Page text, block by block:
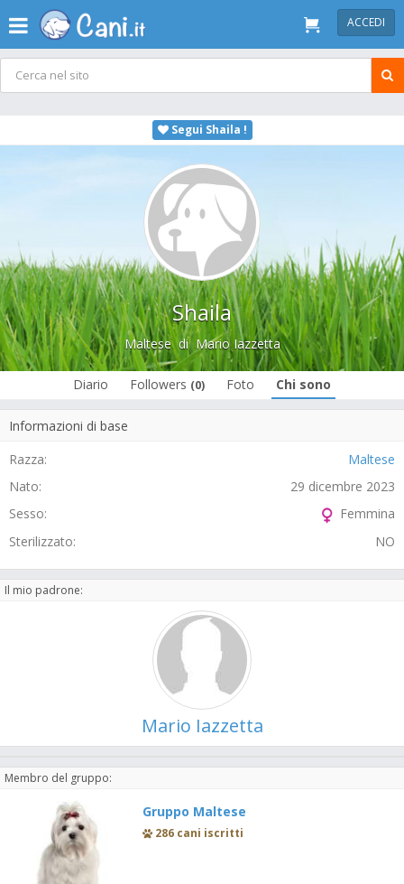
ACCEDI
Segui Shaila !
Shaila
Maltesedi Mario Iazzetta
Diario Followers (0) Foto Chi sono
Informazioni di base
Razza:
Maltese
Nato:
29 dicembre 2023
Sesso:
Femmina
Sterilizzato:
NO
Il mio padrone:
Mario Iazzetta
Membro del gruppo:
Gruppo Maltese
286 cani iscritti